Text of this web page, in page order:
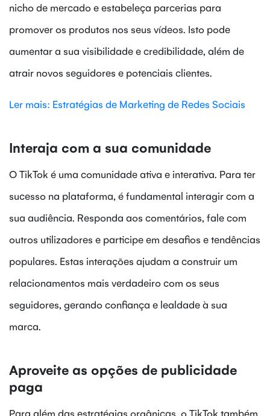
nicho de mercado e estabeleça parcerias para
promover os produtos nos seus vídeos. Isto pode
aumentar a sua visibilidade e credibilidade, além de
atrair novos seguidores e potenciais clientes.
Ler mais: Estratégias de Marketing de Redes Sociais
Interaja com a sua comunidade
O TikTok é uma comunidade ativa e interativa. Para ter
sucesso na plataforma, é fundamental interagir com a
sua audiência. Responda aos comentários, fale com
outros utilizadores e participe em desafios e tendências
populares. Estas interações ajudam a construir um
relacionamentos mais verdadeiro com os seus
seguidores, gerando confiança e lealdade à sua
marca.
Aproveite as opções de publicidade
paga
Para além das estratégias orgânicas, o TikTok também